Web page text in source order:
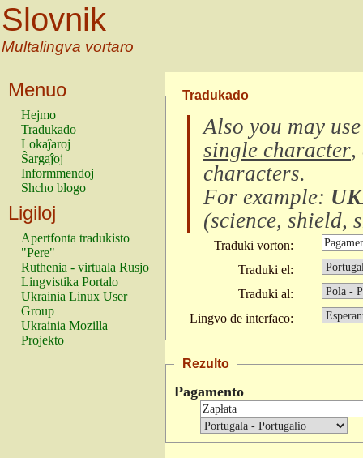
Slovnik
Multalingva vortaro
Menuo
Hejmo
Tradukado
Lokaĵaroj
Ŝargaĵoj
Informmendoj
Shcho blogo
Ligiloj
Apertfonta tradukisto
"Pere"
Ruthenia - virtuala Rusjo
Lingvistika Portalo
Ukrainia Linux User
Group
Ukrainia Mozilla
Projekto
Tradukado
Also you may
single character,
characters.
For example:
(science, shield,
Traduki vorton:
Traduki el:
Traduki al:
Lingvo de interfaco:
Rezulto
Pagamento